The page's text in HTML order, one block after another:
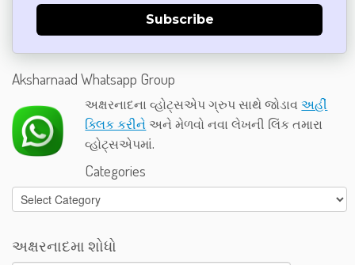
Subscribe
Aksharnaad Whatsapp Group
અક્ષરનાદના વ્હોટ્સએપ ગ્રુપ સાથે જોડાવઅહીં
ક્લિક કરીને અને મેળવો નવા લેખની લિંક તમારા
વ્હોટ્સએપમાં.
Categories
Categories
અક્ષરનાદમા શોધો